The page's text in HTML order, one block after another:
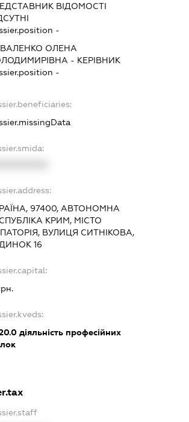
ВІДОМОСТІ
-
ОЛЕНА
- КЕРІВНИК
-
97400, АВТОНОМНА
КРИМ, МІСТО
ВУЛИЦЯ СИТНІКОВА,
16
діяльність професійних